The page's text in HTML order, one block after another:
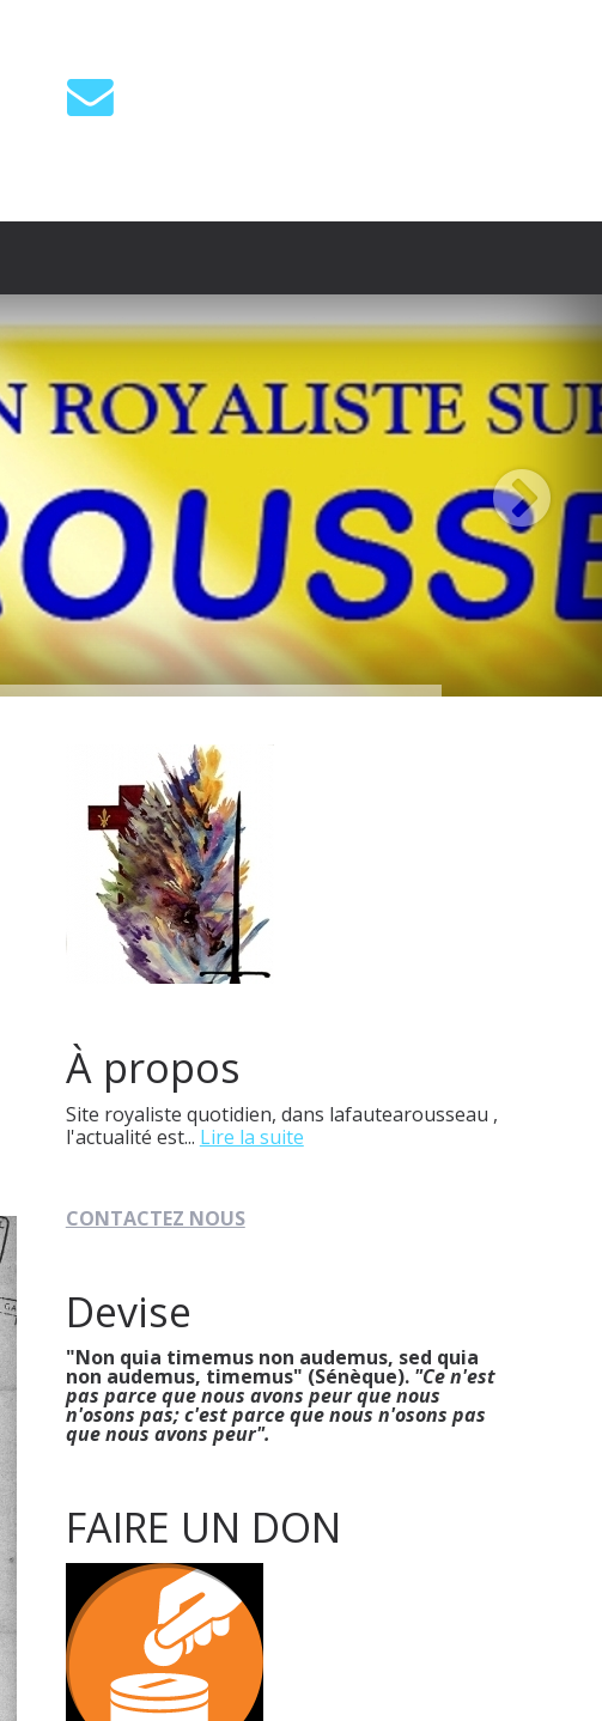
À propos
Site royaliste quotidien, dans lafautearousseau ,
l'actualité est... Lire la suite
CONTACTEZ NOUS
Devise
"Non quia timemus non audemus, sed quia
non audemus, timemus" (Sénèque). "Ce n'est
pas parce que nous avons peur que nous
n'osons pas; c'est parce que nous n'osons pas
que nous avons peur".
FAIRE UN DON